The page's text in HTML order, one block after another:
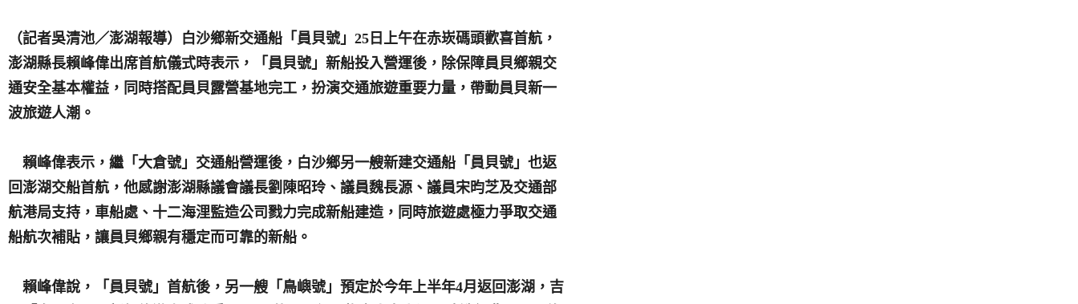
（記者吳清池／澎湖報導）白沙鄉新交通船「員貝號」25日上午在赤崁碼頭歡喜首航，
澎湖縣長賴峰偉出席首航儀式時表示，「員貝號」新船投入營運後，除保障員貝鄉親交
通安全基本權益，同時搭配員貝露營基地完工，扮演交通旅遊重要力量，帶動員貝新一
波旅遊人潮。
賴峰偉表示，繼「大倉號」交通船營運後，白沙鄉另一艘新建交通船「員貝號」也返
回澎湖交船首航，他感謝澎湖縣議會議長劉陳昭玲、議員魏長源、議員宋昀芝及交通部
航港局支持，車船處、十二海浬監造公司戮力完成新船建造，同時旅遊處極力爭取交通
船航次補貼，讓員貝鄉親有穩定而可靠的新船。
賴峰偉說，「員貝號」首航後，另一艘「鳥嶼號」預定於今年上半年4月返回澎湖，吉